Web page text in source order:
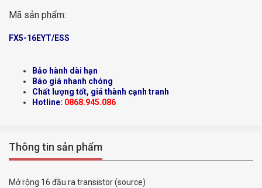
Mã sản phẩm:
FX5-16EYT/ESS
Bảo hành dài hạn
Báo giá nhanh chóng
Chất lượng tốt, giá thành cạnh tranh
Hotline: 0868.945.086
Thông tin sản phẩm
Mở rộng 16 đầu ra transistor (source)